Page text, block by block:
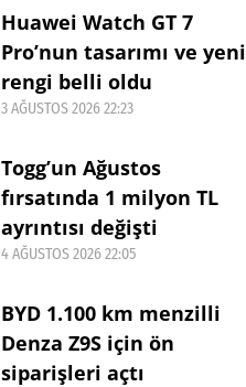
Huawei Watch GT 7
Pro’nun tasarımı ve yeni
rengi belli oldu
3 AĞUSTOS 2026 22:23
Togg’un Ağustos
fırsatında 1 milyon TL
ayrıntısı değişti
4 AĞUSTOS 2026 22:05
BYD 1.100 km menzilli
Denza Z9S için ön
siparişleri açtı